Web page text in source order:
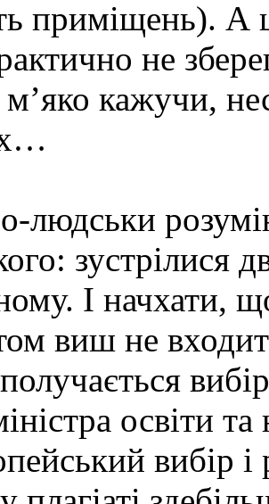
приміщень). А
не
м’яко кажучи,
людськи
зустрілися
І начхати,
виш не
освіти
вибір